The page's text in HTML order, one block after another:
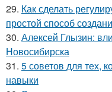
29. Как сделать
простой способ
30. Алексей Глызин:
Новосибирска
31. 5 советов для тех,
навыки